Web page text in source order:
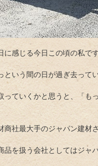
に感じる今日この頃の私で
という間の日が過ぎ去って
っていくかと思うと、「も
商社最大手のジャパン建材
品を扱う会社としてはジャ